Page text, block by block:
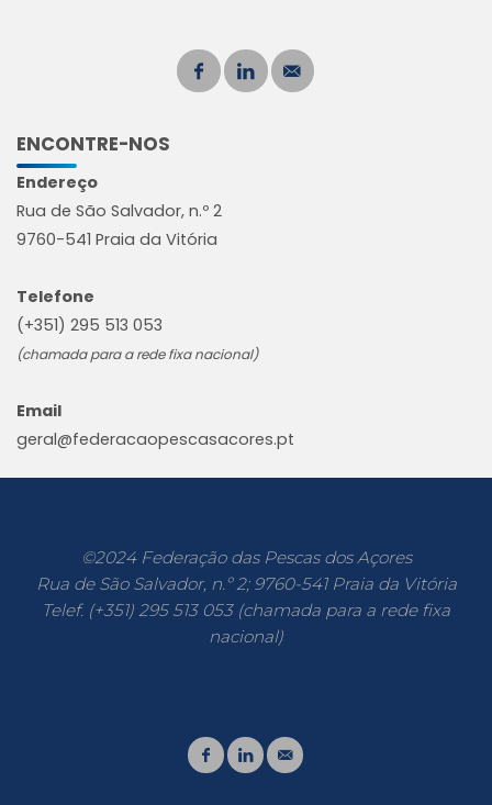
ENCONTRE-NOS
Endereço
Rua de São Salvador, n.º 2
9760-541 Praia da Vitória
Telefone
(+351) 295 513 053
(chamada para a rede fixa nacional)
Email
geral@federacaopescasacores.pt
©2024 Federação das Pescas dos Açores
Rua de São Salvador, n.º 2; 9760-541 Praia da Vitória
Telef. (+351) 295 513 053 (chamada para a rede fixa
nacional)